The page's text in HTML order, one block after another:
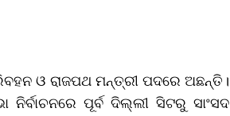
ଓ ରାଜପଥ ମନ୍ତ୍ରୀ ପଦରେ ଅଛନ୍ତି।
ନିର୍ବାଚନରେ ପୂର୍ବ ଦିଲ୍ଲୀ ସିଟରୁ ସାଂସଦ